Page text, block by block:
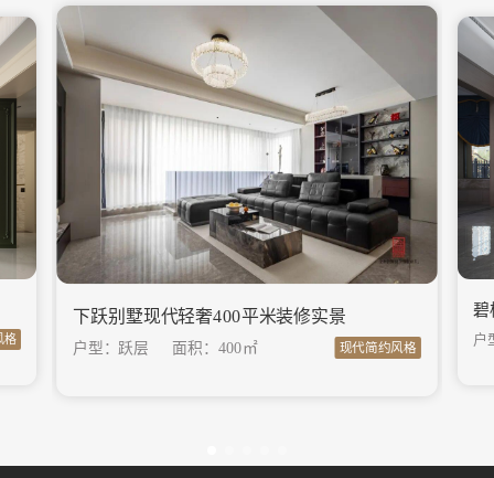
下跃别墅现代轻奢400平米装修实景
户型：跃层 面积： 400㎡ 现代简约风格
碧
户
格